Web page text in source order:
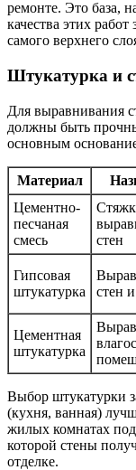
ремонте. Это база,
качества этих
самого верхнего
Штукатурка и
Для выравнивания
должны быть
основным
Материал
Цементно-
песчаная
смесь
стен
Гипсовая
штукатурка
стен
Цементная
штукатурка
Выбор штукатурки
(кухня, ванная)
жилых комнатах
которой стены
отделке.